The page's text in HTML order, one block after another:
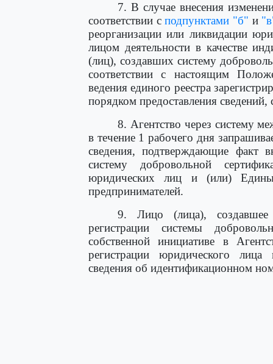
7. В случае внесения
соответствии сподпунктами "б" и
реорганизации или ликвидации
лицом деятельности в качестве
(лиц), создавших систему
соответствии с настоящим
ведения единого реестра
порядком предоставления
8. Агентство через систему
в течение 1 рабочего дня
сведения, подтверждающие факт
систему добровольной
юридических лиц и (или)
предпринимателей.
9. Лицо (лица), создавшее
регистрации системы
собственной инициативе в
регистрации юридического
сведения об идентификационном